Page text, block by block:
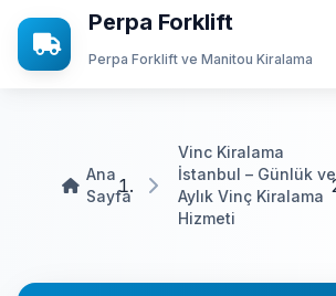
Perpa Forklift
Perpa Forklift ve Manitou Kiralama
Hizmetlerimiz
Ana
Sayfa
Vinc Kiralama
İstanbul – Günlük ve
Aylık Vinç Kiralama
Hizmeti